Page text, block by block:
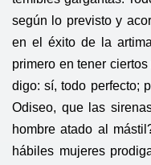
según lo previsto y
en el éxito de la
primero en tener
digo: sí, todo perfecto;
Odiseo, que las
hombre atado al
hábiles mujeres